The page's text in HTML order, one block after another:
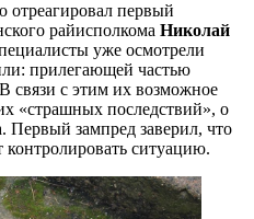
первый
райисполкома Николай
уже осмотрели
прилегающей частью
связи с этим их возможное
«страшных последствий», о
Первый зампред заверил, что
ситуацию.